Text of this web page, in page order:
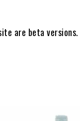
are beta versions.